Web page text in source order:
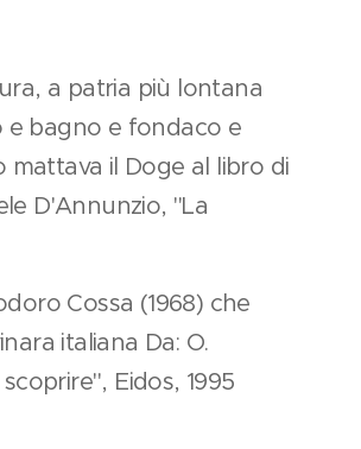
a patria più lontana
e bagno e fondaco e
il Doge al libro di
"La
Cossa (1968) che
italiana Da: O.
Eidos, 1995